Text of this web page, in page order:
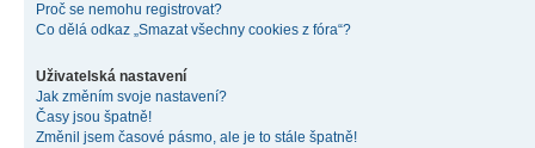
Proč se nemohu registrovat?
Co dělá odkaz „Smazat všechny cookies z fóra“?
Uživatelská nastavení
Jak změním svoje nastavení?
Časy jsou špatně!
Změnil jsem časové pásmo, ale je to stále špatně!